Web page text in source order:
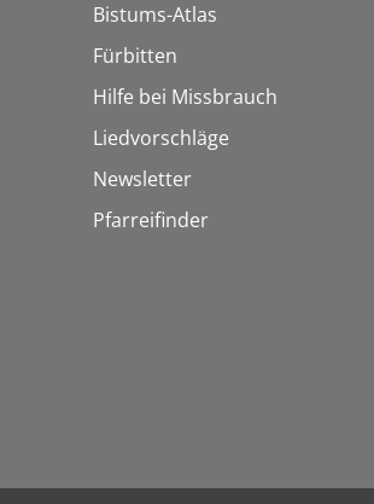
Bistums-Atlas
Fürbitten
Hilfe bei Missbrauch
Liedvorschläge
Newsletter
Pfarreifinder